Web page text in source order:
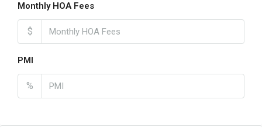
Monthly HOA Fees
$
PMI
%